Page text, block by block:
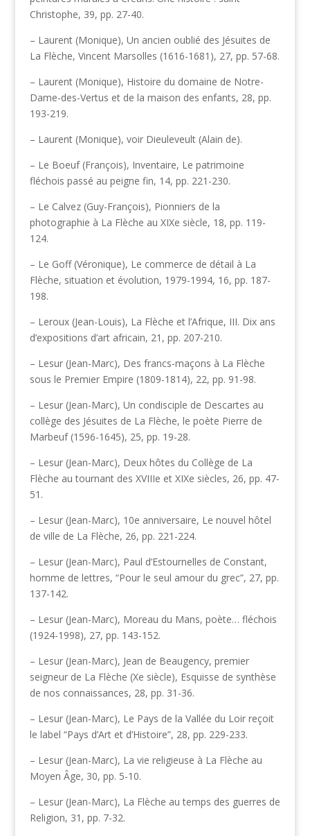
Christophe, 39, pp. 27-40.
– Laurent (Monique), Un ancien oublié des Jésuites de
La Flèche, Vincent Marsolles (1616-1681), 27, pp. 57-68.
– Laurent (Monique), Histoire du domaine de Notre-
Dame-des-Vertus et de la maison des enfants, 28, pp.
193-219.
– Laurent (Monique), voir Dieuleveult (Alain de).
– Le Boeuf (François), Inventaire, Le patrimoine
fléchois passé au peigne fin, 14, pp. 221-230.
– Le Calvez (Guy-François), Pionniers de la
photographie à La Flèche au XIXe siècle, 18, pp. 119-
124.
– Le Goff (Véronique), Le commerce de détail à La
Flèche, situation et évolution, 1979-1994, 16, pp. 187-
198.
– Leroux (Jean-Louis), La Flèche et l’Afrique, III. Dix ans
d’expositions d’art africain, 21, pp. 207-210.
– Lesur (Jean-Marc), Des francs-maçons à La Flèche
sous le Premier Empire (1809-1814), 22, pp. 91-98.
– Lesur (Jean-Marc), Un condisciple de Descartes au
collège des Jésuites de La Flèche, le poète Pierre de
Marbeuf (1596-1645), 25, pp. 19-28.
– Lesur (Jean-Marc), Deux hôtes du Collège de La
Flèche au tournant des XVIIIe et XIXe siècles, 26, pp. 47-
51.
– Lesur (Jean-Marc), 10e anniversaire, Le nouvel hôtel
de ville de La Flèche, 26, pp. 221-224.
– Lesur (Jean-Marc), Paul d’Estournelles de Constant,
homme de lettres, “Pour le seul amour du grec”, 27, pp.
137-142.
– Lesur (Jean-Marc), Moreau du Mans, poète… fléchois
(1924-1998), 27, pp. 143-152.
– Lesur (Jean-Marc), Jean de Beaugency, premier
seigneur de La Flèche (Xe siècle), Esquisse de synthèse
de nos connaissances, 28, pp. 31-36.
– Lesur (Jean-Marc), Le Pays de la Vallée du Loir reçoit
le label “Pays d’Art et d’Histoire”, 28, pp. 229-233.
– Lesur (Jean-Marc), La vie religieuse à La Flèche au
Moyen Âge, 30, pp. 5-10.
– Lesur (Jean-Marc), La Flèche au temps des guerres de
Religion, 31, pp. 7-32.